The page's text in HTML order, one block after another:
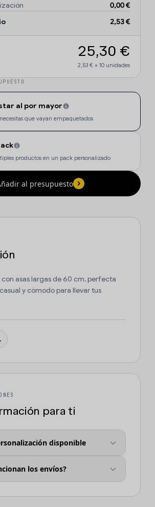
0,00 €
2,53 €
25,30 €
2,53 € × 10 unidades
al por mayor
que vayan empaquetados
productos en un pack personalizado
al presupuesto
con asas largas de 60 cm, perfecta
y cómodo para llevar tus
para ti
disponible
los envíos?